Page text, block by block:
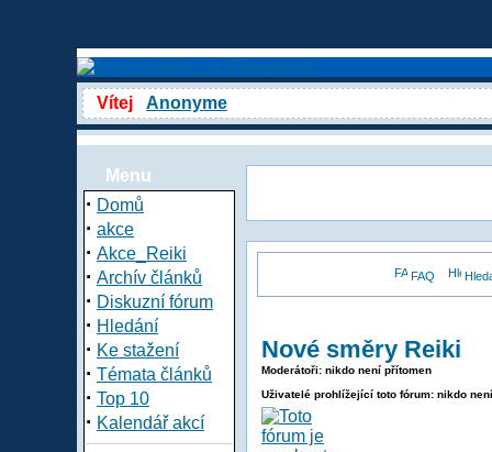
Vítej Anonyme
Menu
· Domů
· akce
· Akce_Reiki
· Archív článků
· Diskuzní fórum
· Hledání
· Ke stažení
· Témata článků
· Top 10
· Kalendář akcí
FAQ
Nové směry Reiki
Moderátoři: nikdo není přítomen
Uživatelé prohlížející toto fórum: nikdo